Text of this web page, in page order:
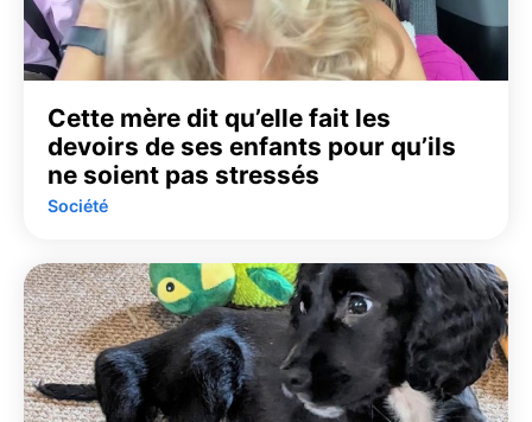
Cette mère dit qu’elle fait les
devoirs de ses enfants pour qu’ils
ne soient pas stressés
Société